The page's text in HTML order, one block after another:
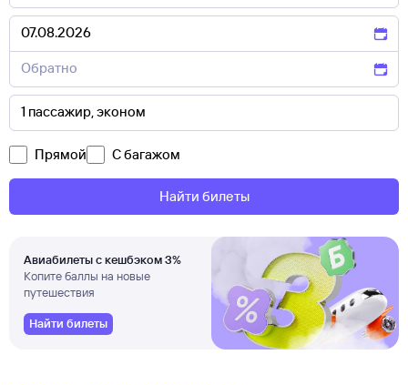
Прямой С багажом
Найти билеты
Авиабилеты с кешбэком 3%
Копите баллы на новые
путешествия
Найти билеты